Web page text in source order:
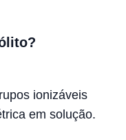
ionizáveis
em solução.